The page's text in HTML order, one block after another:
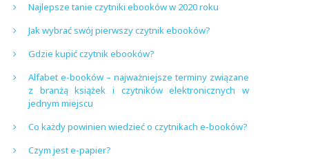
Najlepsze tanie czytniki ebooków w 2020 roku
Jak wybrać swój pierwszy czytnik ebooków?
Gdzie kupić czytnik ebooków?
Alfabet e-booków – najważniejsze terminy związane
z branżą książek i czytników elektronicznych w
jednym miejscu
Co każdy powinien wiedzieć o czytnikach e-booków?
Czym jest e-papier?